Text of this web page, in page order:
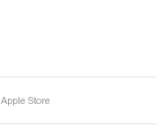
Apple Store